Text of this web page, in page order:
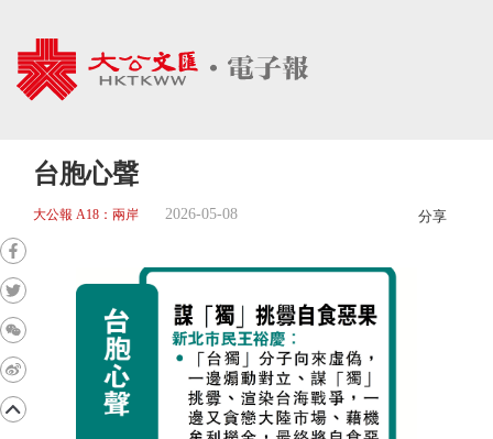
台胞心聲
大公報 A18：兩岸 2026-05-08 分享